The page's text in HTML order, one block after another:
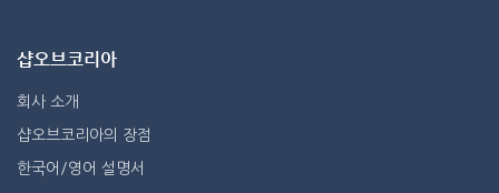
샵오브코리아
회사 소개
샵오브코리아의 장점
한국어/영어 설명서